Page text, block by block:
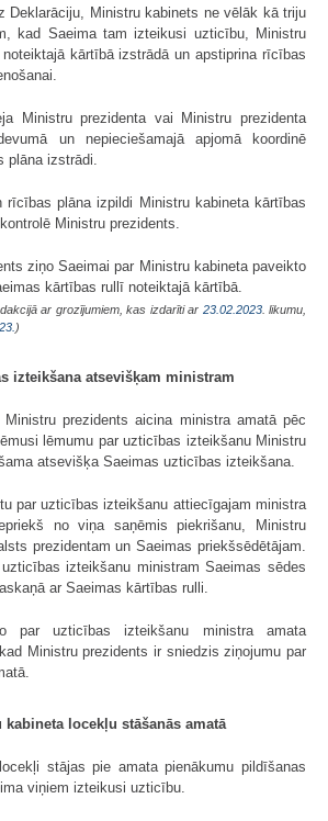
Deklarāciju, Ministru kabinets ne vēlāk kā triju
kad Saeima tam izteikusi uzticību, Ministru
kārtībā izstrādā un apstiprina rīcības
Ministru prezidenta vai Ministru prezidenta
un nepieciešamajā apjomā koordinē
plāna izstrādi.
rīcības plāna izpildi Ministru kabineta kārtības
Ministru prezidents.
ziņo Saeimai par Ministru kabineta paveikto
kārtības rullī noteiktajā kārtībā.
ar grozījumiem, kas izdarīti ar 23.02.2023. likumu,
)
izteikšana atsevišķam ministram
prezidents aicina ministra amatā pēc
lēmumu par uzticības izteikšanu Ministru
atsevišķa Saeimas uzticības izteikšana.
par uzticības izteikšanu attiecīgajam ministra
no viņa saņēmis piekrišanu, Ministru
prezidentam un Saeimas priekšsēdētājam.
izteikšanu ministram Saeimas sēdes
ar Saeimas kārtības rulli.
par uzticības izteikšanu ministra amata
Ministru prezidents ir sniedzis ziņojumu par
locekļu stāšanās amatā
stājas pie amata pienākumu pildīšanas
viņiem izteikusi uzticību.